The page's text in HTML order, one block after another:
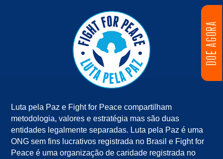
DOE AGORA
Luta pela Paz e Fight for Peace compartilham
metodologia, valores e estratégia mas são duas
entidades legalmente separadas. Luta pela Paz é uma
ONG sem fins lucrativos registrada no Brasil e Fight for
Peace é uma organização de caridade registrada no